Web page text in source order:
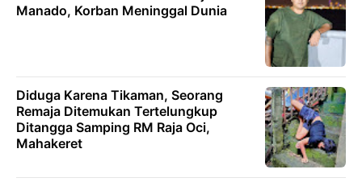
Manado, Korban Meninggal Dunia
Diduga Karena Tikaman, Seorang
Remaja Ditemukan Tertelungkup
Ditangga Samping RM Raja Oci,
Mahakeret